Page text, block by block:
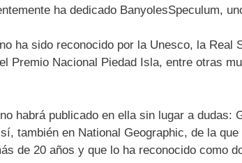
ha dedicado BanyolesSpeculum,
ha sido reconocido por la Unesco, la Real
Premio Nacional Piedad Isla, entre otras
habrá publicado en ella sin lugar a dudas:
también en National Geographic, de la
de 20 años y que lo ha reconocido como